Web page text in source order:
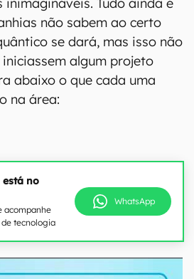
não sabem ao certo
se dará, mas isso não
algum projeto
abaixo o que cada uma
na área:
está no
acompanhe
tecnologia
WhatsApp